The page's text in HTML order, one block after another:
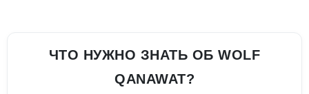
ЧТО НУЖНО ЗНАТЬ ОБ WOLF
QANAWAT?